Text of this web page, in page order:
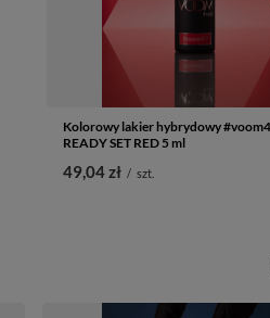
Kolorowy lakier hybrydowy
READY SET RED 5 ml
49,04 zł / szt.